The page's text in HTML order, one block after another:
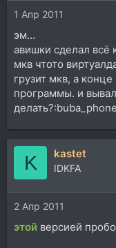
1 Апр 2011
эм...
авишки сделал всё
мкв чтото
грузит мкв, а
программы. и
K kastet
IDKFA
2 Апр 2011
этой версией